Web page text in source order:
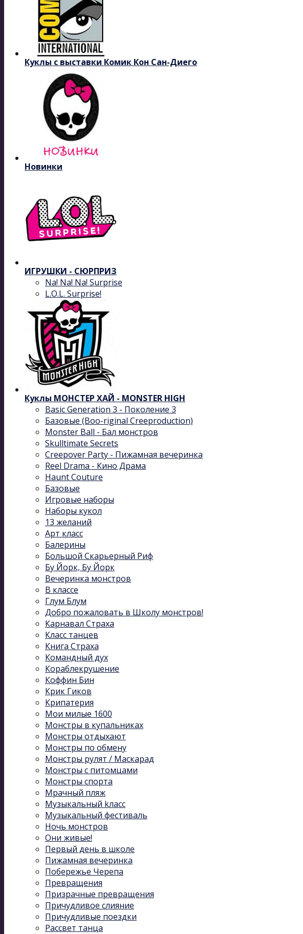
Куклы с выставки Комик Кон Сан-Диего
Новинки
ИГРУШКИ - СЮРПРИЗ
Na! Na! Na! Surprise
L.O.L. Surprise!
Куклы МОНСТЕР ХАЙ - MONSTER HIGH
Basic Generation 3 - Поколение 3
Базовые (Boo-riginal Creeproduction)
Monster Ball - Бал монстров
Skulltimate Secrets
Creepover Party - Пижамная вечеринка
Reel Drama - Кино Драма
Haunt Couture
Базовые
Игровые наборы
Наборы кукол
13 желаний
Арт класс
Балерины
Большой Скарьерный Риф
Бу Йорк, Бу Йорк
Вечеринка монстров
В классе
Глум Блум
Добро пожаловать в Школу монстров!
Карнавал Cтраха
Класс танцев
Книга Страха
Командный дух
Кораблекрушение
Коффин Бин
Крик Гиков
Крипатерия
Мои милые 1600
Монстры в купальниках
Монстры отдыхают
Монстры по обмену
Монстры рулят / Маскарад
Монстры с питомцами
Монстры спорта
Мрачный пляж
Музыкальный kласс
Музыкальный фестиваль
Ночь монстров
Они живые!
Первый день в школе
Пижамная вечеринка
Побережье Черепа
Превращения
Призрачные превращения
Причудливое слияние
Причудливые поездки
Рассвет танца